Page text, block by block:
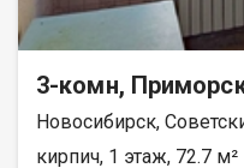
пользователя: 204126
3-комн,
Новосибирск,
кирпич, 1 этаж, 72.7 м²